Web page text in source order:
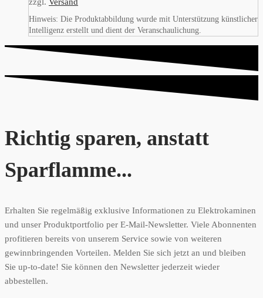
zzgl. Versand
Hinweis: Die Produktabbildung wurde mit Unterstützung künstlicher
Intelligenz erstellt und dient der Veranschaulichung.
Richtig sparen, anstatt
Sparflamme...
Erhalten Sie regelmäßig exklusive Informationen zu Elektrokaminen
und unser Produktportfolio per E-Mail-Newsletter. Viele Abonnenten
profitieren bereits von unserem Service sowie von weiteren
gewinnbringenden Vorteilen. Melden Sie sich jetzt an und bleiben
Sie up-to-date! Sie können den Newsletter jederzeit wieder
abbestellen.